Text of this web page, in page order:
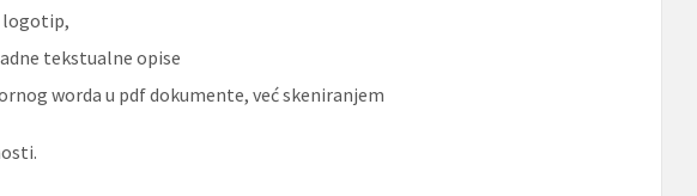
logotip,
tekstualne opise
worda u pdf dokumente, već skeniranjem